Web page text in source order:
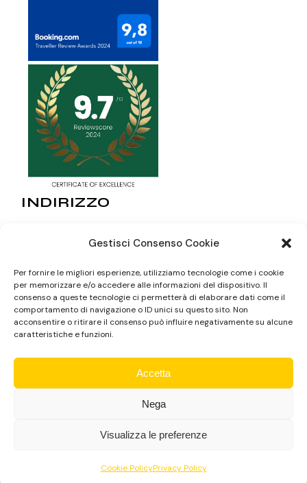
Gestisci Consenso Cookie
Per fornire le migliori esperienze, utilizziamo tecnologie come i cookie
per memorizzare e/o accedere alle informazioni del dispositivo. Il
consenso a queste tecnologie ci permetterà di elaborare dati come il
comportamento di navigazione o ID unici su questo sito. Non
acconsentire o ritirare il consenso può influire negativamente su alcune
caratteristiche e funzioni.
Accetta
Nega
Visualizza le preferenze
Cookie PolicyPrivacy Policy
INDIRIZZO
(+39) 379 2359505
(+39) 3473249332
giardinodeicedritrabia@gmail.com